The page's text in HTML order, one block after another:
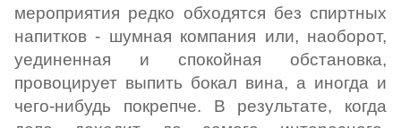
мероприятия редко обходятся без спиртных
напитков - шумная компания или, наоборот,
уединенная и спокойная обстановка,
провоцирует выпить бокал вина, а иногда и
чего-нибудь покрепче. В результате, когда